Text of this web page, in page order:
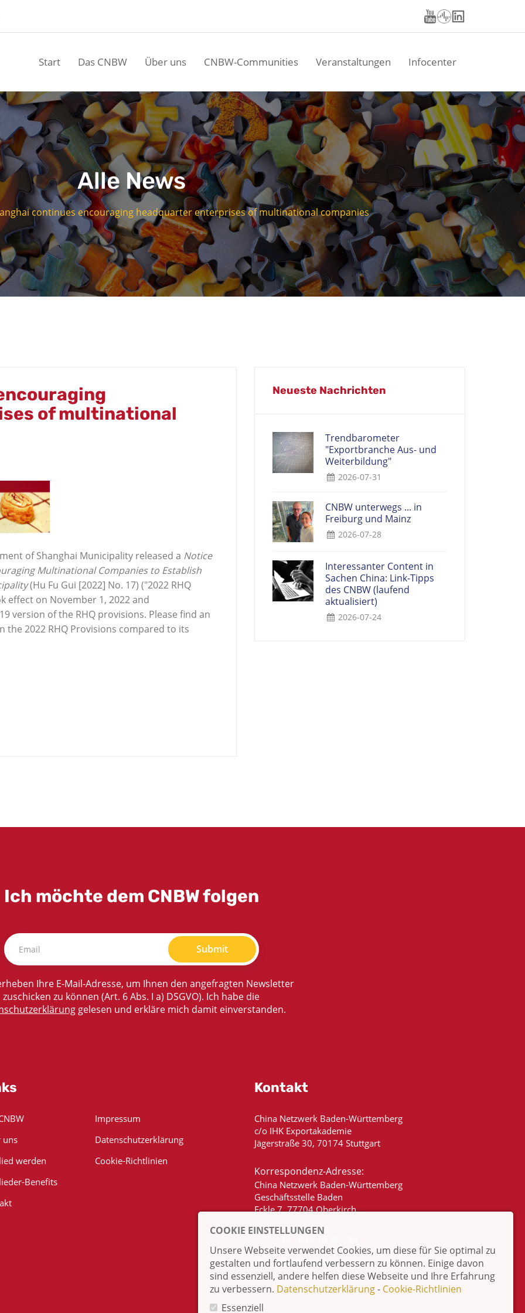
Start Das CNBW Über uns CNBW-Communities Veranstaltungen Infocenter
Alle News
continues encouraging headquarter enterprises of multinational companies
of multinational
of Shanghai Municipality released a Notice
Multinational Companies to Establish
(Hu Fu Gui [2022] No. 17) ("2022 RHQ
effect on November 1, 2022 and
version of the RHQ provisions. Please find an
2022 RHQ Provisions compared to its
Neueste Nachrichten
Trendbarometer
"Exportbranche Aus- und
Weiterbildung"
2026-07-31
CNBW unterwegs ... in
Freiburg und Mainz
2026-07-28
Interessanter Content in
Sachen China: Link-Tipps
des CNBW (laufend
aktualisiert)
2026-07-24
Ich möchte dem CNBW folgen
Submit
Ihre E-Mail-Adresse, um Ihnen den angefragten Newsletter
zuschicken zu können (Art. 6 Abs. I a) DSGVO). Ich habe die
gelesen und erkläre mich damit einverstanden.
uns
werden
Benefits
Impressum
Datenschutzerklärung
Cookie-Richtlinien
Kontakt
China Netzwerk Baden-Württemberg
c/o IHK Exportakademie
Jägerstraße 30, 70174 Stuttgart
Korrespondenz-Adresse:
China Netzwerk Baden-Württemberg
Geschäftsstelle Baden
Eckle 7, 77704 Oberkirch
info@china-bw.net
COOKIE EINSTELLUNGEN
Unsere Webseite verwendet Cookies, um diese für Sie optimal zu
gestalten und fortlaufend verbessern zu können. Einige davon
sind essenziell, andere helfen diese Webseite und Ihre Erfahrung
zu verbessern. Datenschutzerklärung- Cookie-Richtlinien
Essenziell